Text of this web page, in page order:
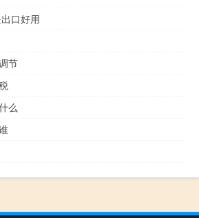
口好用
节
么